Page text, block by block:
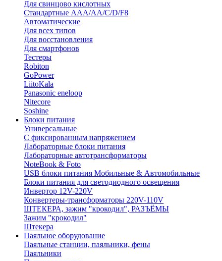
Для свинцово кислотных
Стандартные ААА/АА/С/D/F8
Автоматические
Для всех типов
Для восстановления
Для смартфонов
Тестеры
Robiton
GoPower
LiitoKala
Panasonic eneloop
Nitecore
Soshine
Блоки питания
Универсальные
C фиксированным напряжением
Лабораторные блоки питания
Лабораторные автотрансформаторы
NoteBook & Foto
USB блоки питания Мобильные & Автомобильные
Блоки питания для светодиодного освещения
Инвертор 12V-220V
Конвертеры-трансформаторы 220V-110V
ШТЕКЕРА, зажим "крокодил", РАЗЪЁМЫ
Зажим "крокодил"
Штекера
Паяльное оборудование
Паяльные станции, паяльники, фены
Паяльники